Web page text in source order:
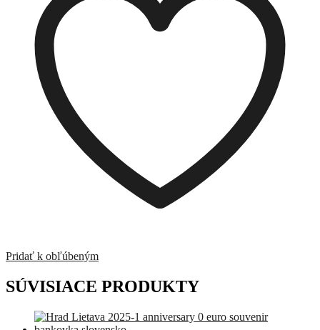
Pridať k obľúbeným
SÚVISIACE PRODUKTY